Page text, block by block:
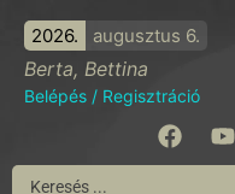
2026. augusztus 6.
Berta, Bettina
Belépés / Regisztráció